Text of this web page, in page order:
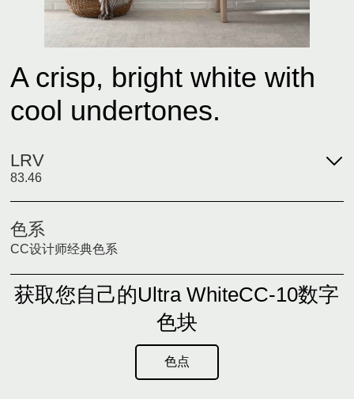
A crisp, bright white with
cool undertones.
LRV
83.46
色系
CC设计师经典色系
获取您自己的Ultra WhiteCC-10数字
色块
色点